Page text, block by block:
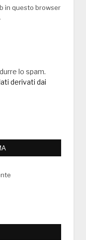
in questo browser
lo spam.
derivati dai